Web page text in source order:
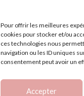
Pour offrir les meilleures
cookies pour stocker et/ou
ces technologies nous
navigation ou les ID uniques
consentement peut avoir un
Accepter